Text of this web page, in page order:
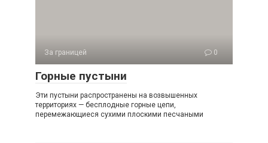
За границей 0
Горные пустыни
Эти пустыни распространены на возвышенных
территориях — бесплодные горные цепи,
перемежающиеся сухими плоскими песчаными